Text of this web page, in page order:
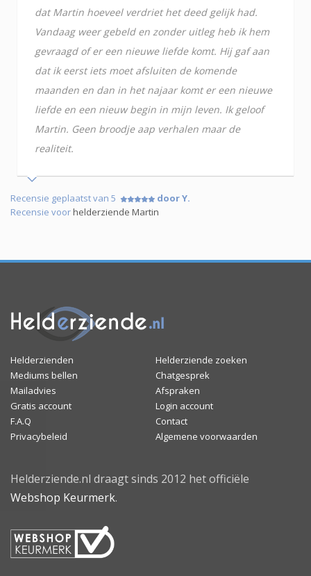
dat Martin hoeveel verdriet het deed gelijk had.
Vandaag weer gebeld en zonder uitleg heb ik hem
gevraagd of er een nieuwe liefde komt. Hij gaf aan
dat ik eerst iets moet afsluiten de komende
maanden en dan in het najaar komt er een nieuwe
liefde en een nieuw begin in mijn leven. Ik geloof
Martin. Geen broodje aap verhalen maar de
realiteit.
Recensie geplaatst van 5
door Y.
Recensie voorhelderziende Martin
Helderzienden
Helderziende zoeken
Mediums bellen
Chatgesprek
Mailadvies
Afspraken
Gratis account
Login account
F.A.Q
Contact
Privacybeleid
Algemene voorwaarden
Helderziende.nl draagt sinds 2012 het officiële
Webshop Keurmerk.